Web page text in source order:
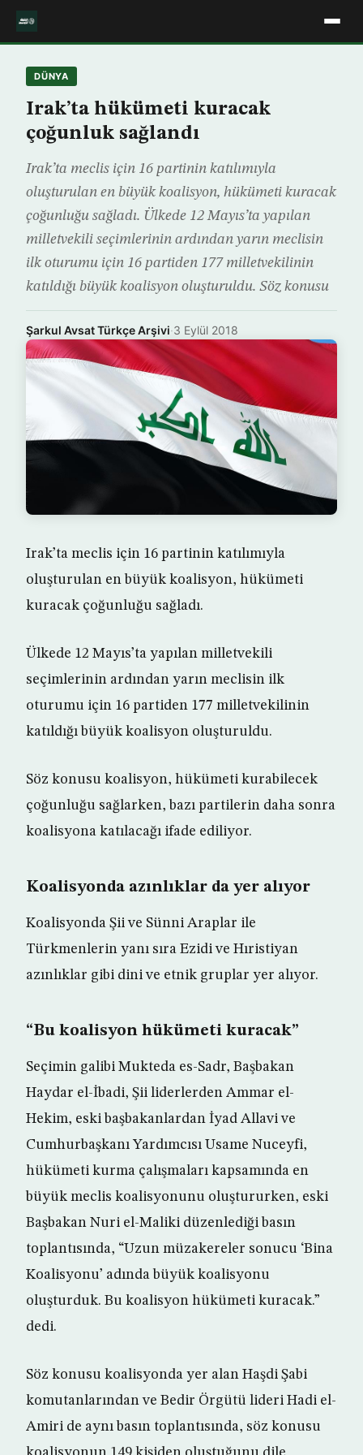
DÜNYA
Irak’ta hükümeti kuracak
çoğunluk sağlandı
Irak’ta meclis için 16 partinin katılımıyla
oluşturulan en büyük koalisyon, hükümeti kuracak
çoğunluğu sağladı. Ülkede 12 Mayıs’ta yapılan
milletvekili seçimlerinin ardından yarın meclisin
ilk oturumu için 16 partiden 177 milletvekilinin
katıldığı büyük koalisyon oluşturuldu. Söz konusu
Şarkul Avsat Türkçe Arşivi·3 Eylül 2018
Irak’ta meclis için 16 partinin katılımıyla
oluşturulan en büyük koalisyon, hükümeti
kuracak çoğunluğu sağladı.
Ülkede 12 Mayıs’ta yapılan milletvekili
seçimlerinin ardından yarın meclisin ilk
oturumu için 16 partiden 177 milletvekilinin
katıldığı büyük koalisyon oluşturuldu.
Söz konusu koalisyon, hükümeti kurabilecek
çoğunluğu sağlarken, bazı partilerin daha sonra
koalisyona katılacağı ifade ediliyor.
Koalisyonda azınlıklar da yer alıyor
Koalisyonda Şii ve Sünni Araplar ile
Türkmenlerin yanı sıra Ezidi ve Hıristiyan
azınlıklar gibi dini ve etnik gruplar yer alıyor.
“Bu koalisyon hükümeti kuracak”
Seçimin galibi Mukteda es-Sadr, Başbakan
Haydar el-İbadi, Şii liderlerden Ammar el-
Hekim, eski başbakanlardan İyad Allavi ve
Cumhurbaşkanı Yardımcısı Usame Nuceyfi,
hükümeti kurma çalışmaları kapsamında en
büyük meclis koalisyonunu oluştururken, eski
Başbakan Nuri el-Maliki düzenlediği basın
toplantısında, “Uzun müzakereler sonucu ‘Bina
Koalisyonu’ adında büyük koalisyonu
oluşturduk. Bu koalisyon hükümeti kuracak.”
dedi.
Söz konusu koalisyonda yer alan Haşdi Şabi
komutanlarından ve Bedir Örgütü lideri Hadi el-
Amiri de aynı basın toplantısında, söz konusu